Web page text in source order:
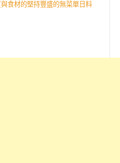
食材的堅持豐盛的無菜單日料